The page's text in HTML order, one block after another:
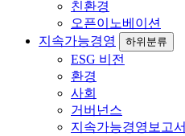
친환경
오픈이노베이션
지속가능경영
하위분류
ESG 비전
환경
사회
거버넌스
지속가능경영보고서